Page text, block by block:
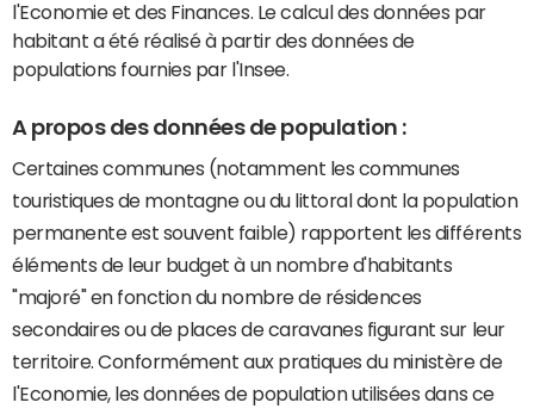
l'Economie et des Finances. Le calcul des données par
habitant a été réalisé à partir des données de
populations fournies par l'Insee.
A propos des données de population :
Certaines communes (notamment les communes
touristiques de montagne ou du littoral dont la population
permanente est souvent faible) rapportent les différents
éléments de leur budget à un nombre d'habitants
"majoré" en fonction du nombre de résidences
secondaires ou de places de caravanes figurant sur leur
territoire. Conformément aux pratiques du ministère de
l'Economie, les données de population utilisées dans ce